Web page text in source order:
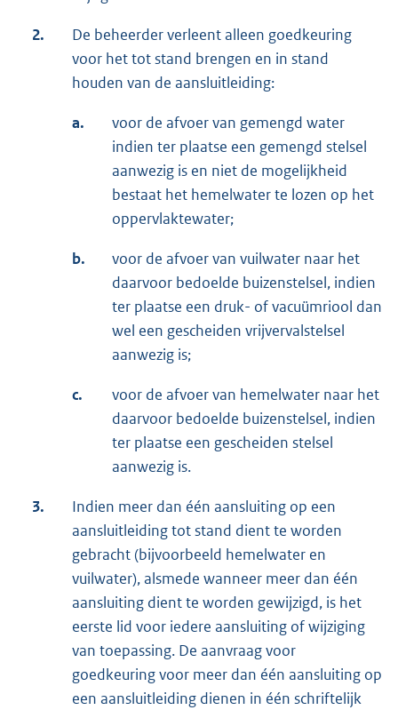
2.
De beheerder verleent alleen goedkeuring
voor het tot stand brengen en in stand
houden van de aansluitleiding:
a.
voor de afvoer van gemengd water
indien ter plaatse een gemengd stelsel
aanwezig is en niet de mogelijkheid
bestaat het hemelwater te lozen op het
oppervlaktewater;
b.
voor de afvoer van vuilwater naar het
daarvoor bedoelde buizenstelsel, indien
ter plaatse een druk- of vacuümriool dan
wel een gescheiden vrijvervalstelsel
aanwezig is;
c.
voor de afvoer van hemelwater naar het
daarvoor bedoelde buizenstelsel, indien
ter plaatse een gescheiden stelsel
aanwezig is.
3.
Indien meer dan één aansluiting op een
aansluitleiding tot stand dient te worden
gebracht (bijvoorbeeld hemelwater en
vuilwater), alsmede wanneer meer dan één
aansluiting dient te worden gewijzigd, is het
eerste lid voor iedere aansluiting of wijziging
van toepassing. De aanvraag voor
goedkeuring voor meer dan één aansluiting op
een aansluitleiding dienen in één schriftelijk